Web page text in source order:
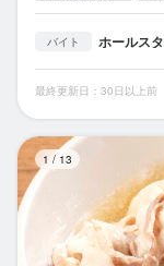
バイト ホールス
最終更新日：30日以上前
1 / 13